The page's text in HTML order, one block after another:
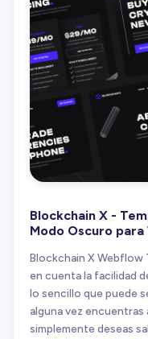
Blockchain X -
Modo Oscuro
Blockchain X
en cuenta la facilidad
lo sencillo que puede
alguna vez
simplemente deseas